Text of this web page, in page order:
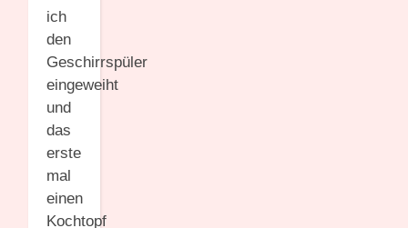
ich
den
Geschirrspüler
eingeweiht
und
das
erste
mal
einen
Kochtopf